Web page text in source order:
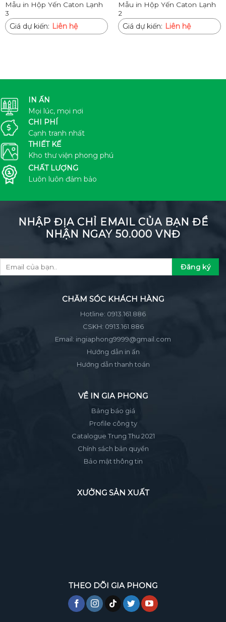
Mẫu in Hộp Yến Caton Lạnh
3
Giá dự kiến: Liên hệ
Mẫu in Hộp Yến Caton Lạnh
2
Giá dự kiến: Liên hệ
IN ẤN
Mọi lúc, mọi nơi
CHI PHÍ
Cạnh tranh nhất
THIẾT KẾ
Kho thư viện phong phú
CHẤT LƯỢNG
Luôn luôn đảm bảo
NHẬP ĐỊA CHỈ EMAIL CỦA BẠN ĐỂ
NHẬN NGAY 50.000 VNĐ
CHĂM SÓC KHÁCH HÀNG
Hotline: 0913.161.886
CSKH: 0913.161.886
Email: ingiaphong9999@gmail.com
Hướng dẫn in ấn
Hướng dẫn thanh toán
VỀ IN GIA PHONG
Bảng báo giá
Profile công ty
Catalogue Trung Thu 2021
Chính sách bản quyền
Bảo mật thông tin
XƯỞNG SẢN XUẤT
THEO DÕI GIA PHONG